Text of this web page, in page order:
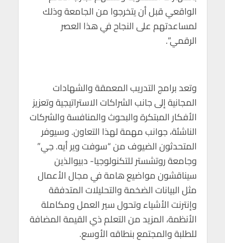
الواقعي قبل أن يتخرجوا من الجامعة وذلك
لمساعدتهم على النجاح في هذا العصر
الرقمي”.
وتعد برامج التدريب المعمقة والشهادات
المجانية إلى جانب الشراكات الاستراتيجية وتعزيز
الأفكار المبتكرة والبحوث والمنافسة والشركات
الناشئة، جوانب مهمة لهذا التعاون. وسيوفر
المتحدثون الضيوف من “سوفت وير أيه. جي”
وجامعة روتشستر للتكنولوجيا- دبيوالذين
سيناقشون مواضيع هامة في مجال الأعمال
مثل البيانات الضخمة والتحليلات المتدفقة
وإنترنت الأشياء وتحول سير العمل ومكاملة
الأنظمة، المزيد من التعلم ذي القيمة المضافة
للطلبة والمجتمع بنطاقه الأوسع.